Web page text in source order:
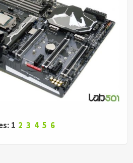
1 2 3 4 5 6